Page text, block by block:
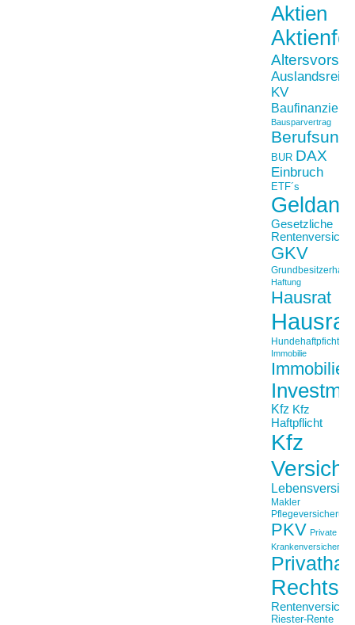
Aktien
Auslandsreise
KV
Bausparvertrag
BUR DAX
Einbruch
ETF´s
Gesetzliche
GKV
Haftung
Hausrat
Hundehaftpficht
Immobilie
Kfz Kfz
Haftpflicht
Kfz
Makler
Pflegeversicherung
PKV Private
Krankenversicherung
Riester-Rente